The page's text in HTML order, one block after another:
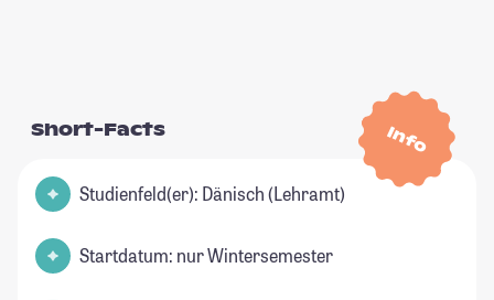
Info
Short-Facts
Studienfeld(er): Dänisch (Lehramt)
Startdatum: nur Wintersemester